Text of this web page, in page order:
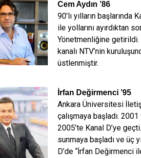
Cem Aydın ’86
90’lı yılların başlarında
ile yollarını ayırdıktan
Yönetmenliğine getirildi.
kanalı NTV’nin
üstlenmiştir.
İrfan Değirmenci ’95
Ankara Üniversitesi
çalışmaya başladı. 2001
2005’te Kanal D’ye
sunmaya başladı ve üç
D’de “İrfan Değirmenci